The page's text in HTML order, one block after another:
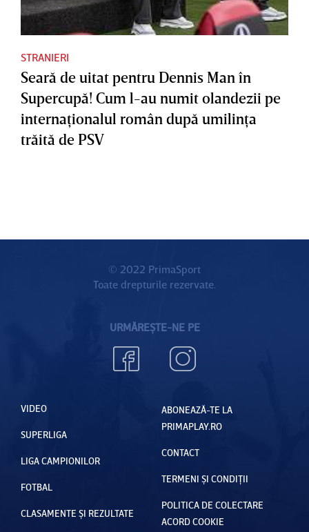
STRANIERI
Seară de uitat pentru Dennis Man în
Supercupă! Cum l-au numit olandezii pe
internaţionalul român după umilinţa
trăită de PSV
© 2022 PrimaSport
Toate drepturile rezervate.
URMĂREȘTE-NE PE
VIDEO
SUPERLIGA
LIGA CAMPIONILOR
FOTBAL
CLASAMENTE ȘI REZULTATE
ABONEAZĂ-TE LA
PRIMAPLAY.RO
CONTACT
TERMENI ȘI CONDIȚII
POLITICA DE COLECTARE
ACORD COOKIE